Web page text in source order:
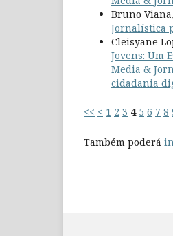
Bruno Viana,
Jornalística
Cleisyane
Jovens: Um
Media &
cidadania
<< < 1 2 3 4 5 6 7 8
Também poderá